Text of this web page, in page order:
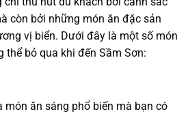
còn bởi những món ăn đặc sản
vị biển. Dưới đây là một số món
thể bỏ qua khi đến Sầm Sơn:
món ăn sáng phổ biến mà bạn có